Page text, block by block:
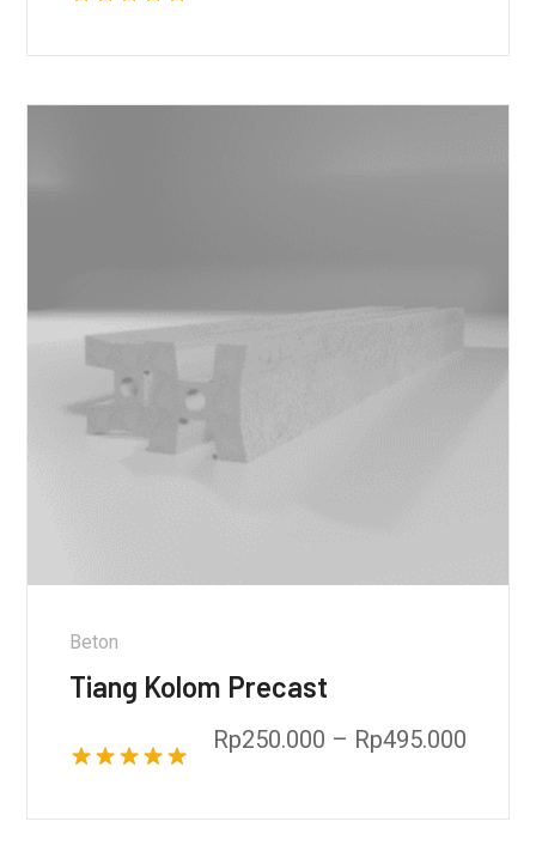
Beton
Tiang Kolom Precast
Rp250.000 – Rp495.000